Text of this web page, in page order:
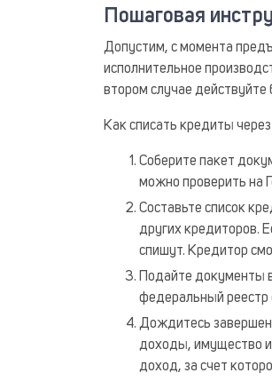
Пошаговая
Допустим, с момента
исполнительное
втором случае
Как списать кредиты
Соберите пакет
можно проверить на
Составьте список
других кредиторов.
спишут. Кредитор
Подайте документы
федеральный реестр
Дождитесь
доходы, имущество и
доход, за счет